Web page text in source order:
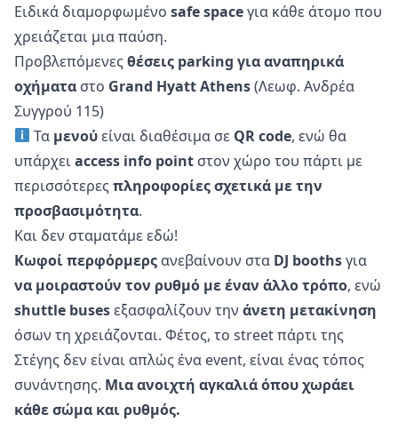
Ειδικά διαμορφωμένο safe spaceγια κάθε άτομο που
χρειάζεται μια παύση.
Προβλεπόμενεςθέσεις parking για αναπηρικά
οχήματα στο Grand Hyatt Athens(Λεωφ. Ανδρέα
Συγγρού 115)
Τα μενούείναι διαθέσιμα σε QR code, ενώ θα
υπάρχειaccess info point στον χώρο του πάρτι με
περισσότερεςπληροφορίες σχετικά με την
προσβασιμότητα.
Και δεν σταματάμε εδώ!
Κωφοί περφόρμερς ανεβαίνουν στα DJ boothsγια
να μοιραστούν τον ρυθμό με έναν άλλο τρόπο, ενώ
shuttle busesεξασφαλίζουν την άνετη μετακίνηση
όσων τη χρειάζονται. Φέτος, το street πάρτι της
Στέγης δεν είναι απλώς ένα event, είναι ένας τόπος
συνάντησης. Μια ανοιχτή αγκαλιά όπου χωράει
κάθε σώμα και ρυθμός.